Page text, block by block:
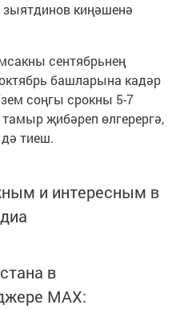
киңәшенә
сентябрьнең
башларына кадәр
соңгы срокны 5-7
җибәреп өлгерергә,
тиеш.
и интересным в
в
MАХ: